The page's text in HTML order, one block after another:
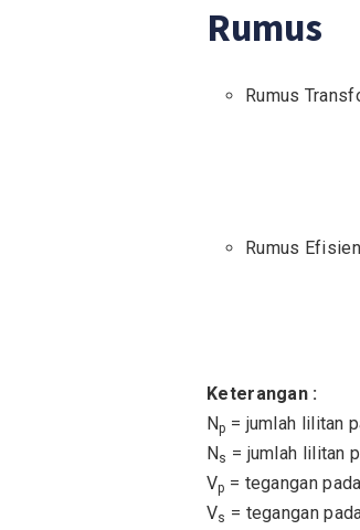
Rumus
Rumus
Rumus
Keterangan :
Np = jumlah lilitan
Ns = jumlah lilitan
Vp = tegangan
Vs = tegangan